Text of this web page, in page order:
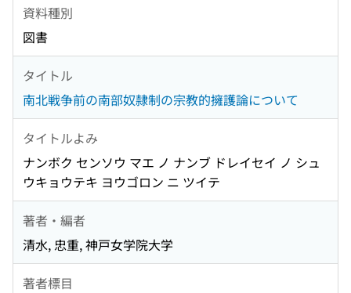
資料種別
図書
タイトル
南北戦争前の南部奴隷制の宗教的擁護論について
タイトルよみ
ナンボク センソウ マエ ノ ナンブ ドレイセイ ノ シュ
ウキョウテキ ヨウゴロン ニ ツイテ
著者・編者
清水, 忠重, 神戸女学院大学
著者標目